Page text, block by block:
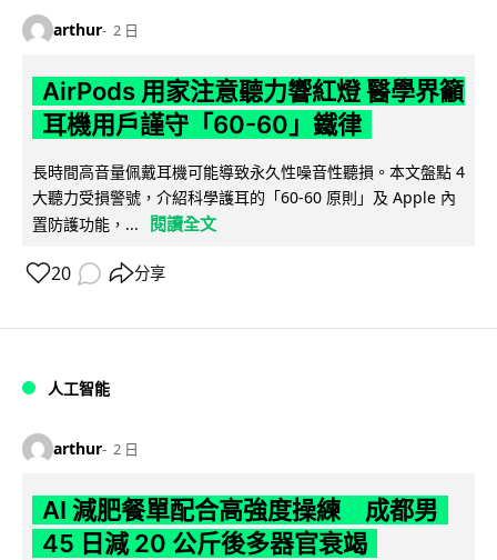
arthur 2 日
AirPods 用家注意聽力響紅燈 醫學界籲
耳機用戶謹守「60-60」鐵律
長時間高音量佩戴耳機可能導致永久性噪音性聽損。本文盤點 4
大聽力受損警號，介紹科學護耳的「60-60 原則」及 Apple 內
置防護功能，...
閱讀全文
20 分享
人工智能
arthur 2 日
AI 減肥餐單配合高強度操練 成都男
45 日減 20 公斤後多器官衰竭